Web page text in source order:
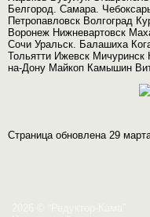
Белгород. Самара.
Петропавловск Волгоград
Воронеж Нижневартовск
Сочи Уральск. Балашиха
Тольятти Ижевск Мичуринск
на-Дону Майкоп Камышин
Страница обновлена 29